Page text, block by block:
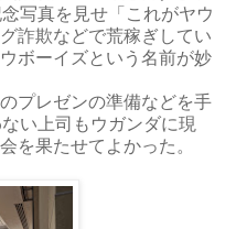
写真を見せ「これがヤウ
詐欺などで荒稼ぎしてい
ボーイズという名前が妙
プレゼンの準備などを手
い上司もウガンダに現
を果たせてよかった。